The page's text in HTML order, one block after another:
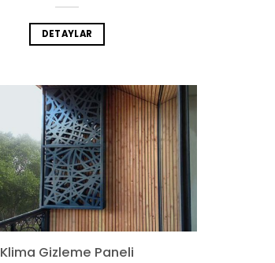
DETAYLAR
Klima Gizleme Paneli